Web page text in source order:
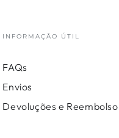
INFORMAÇÃO ÚTIL
FAQs
Envios
Devoluções e